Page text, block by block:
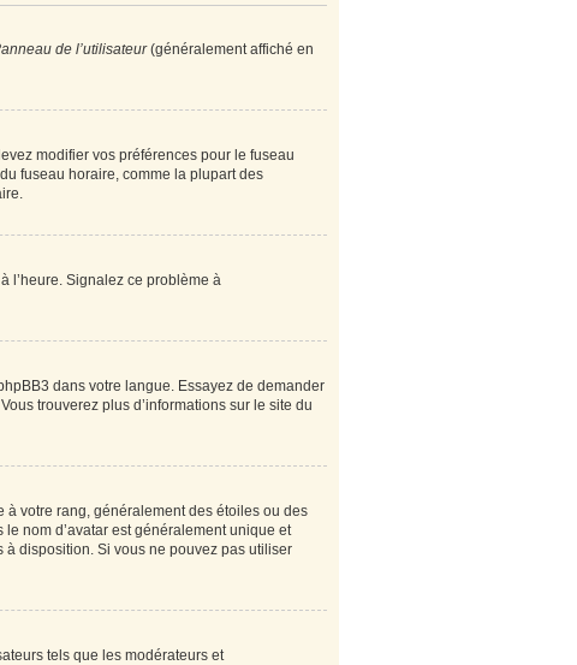
de l’utilisateur(généralement affiché en
modifier vos préférences pour le fuseau
fuseau horaire, comme la plupart des
l’heure. Signalez ce problème à
dans votre langue. Essayez de demander
trouverez plus d’informations sur le site du
à votre rang, généralement des étoiles ou des
nom d’avatar est généralement unique et
à disposition. Si vous ne pouvez pas utiliser
tels que les modérateurs et